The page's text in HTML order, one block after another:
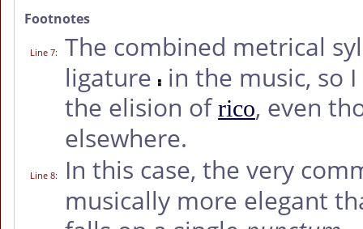
Footnotes
Line 7:
The combined metrical
ligature in the music, so
the elision ofrico, even
elsewhere.
Line 8:
In this case, the very
musically more elegant